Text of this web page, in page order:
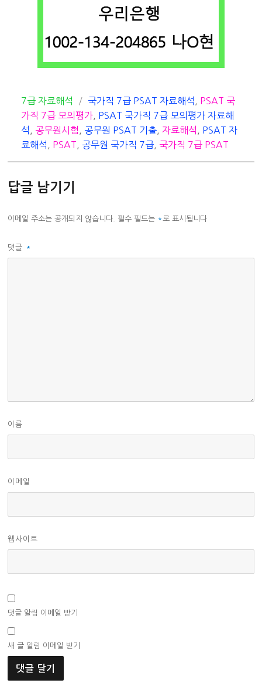
카
테
고
리
7급 자료해석
태
그
국가직 7급 PSAT 자료해석
PSAT 국
가직 7급 모의평가
PSAT 국가직 7급 모의평가 자료해
석
공무원시험 공무원 PSAT 기출 ,자료해석
PSAT 자
료해석
PSAT 공무원 국가직 7급 국가직 7급 PSAT
답글 남기기
이메일 주소는 공개되지 않습니다. 필수 필드는 *로 표시됩니다
댓글 *
이름
이메일
웹사이트
댓글 알림 이메일 받기
새 글 알림 이메일 받기